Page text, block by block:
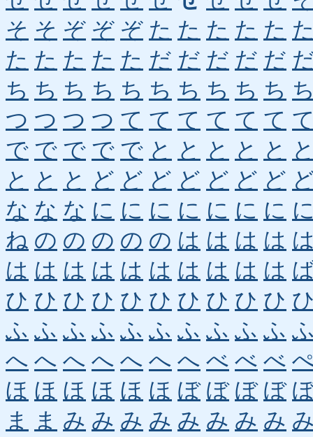
そ そ ぞ ぞ ぞ た た た た た
た た た た た だ だ だ だ だ
ち ち ち ち ち ち ち ち ち ち
つ つ つ つ て て て て て て
で で で で で と と と と と
と と と ど ど ど ど ど ど ど
な な な に に に に に に に
ね の の の の の は は は は
は は は は は は は は は は
ひ ひ ひ ひ ひ ひ ひ ひ ひ ひ
ふ ふ ふ ふ ふ ふ ふ ふ ふ ふ
へ へ へ へ へ へ へ べ べ べ
ほ ほ ほ ほ ほ ほ ぼ ぼ ぼ ぼ
ま
ま み み み み み み み み